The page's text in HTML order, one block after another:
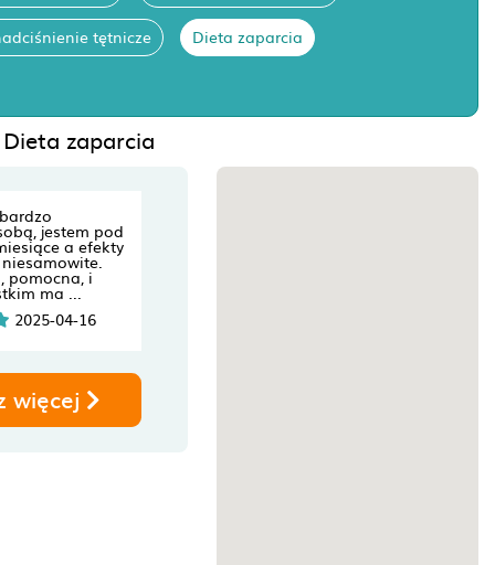
tętnicze Dieta zaparcia
zaparcia
jestem pod
a efekty
pomocna, i
ma ...
2025-04-16
więcej